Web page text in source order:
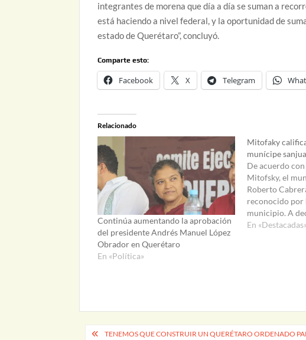
integrantes de morena que día a día se suman a
está haciendo a nivel federal, y la oportunidad de
estado de Querétaro”, concluyó.
Comparte esto:
Facebook X Telegram
Relacionado
Continúa aumentando la aprobación
del presidente Andrés Manuel López
Obrador en Querétaro
En «Política»
Mitofaky
munícipe
De acuerdo
Mitofsky, el
Roberto
reconocido por
municipio. A
Cabrera
En
Navegación
TENEMOS QUE CONSTRUIR UN QUERÉTARO ORDENADO